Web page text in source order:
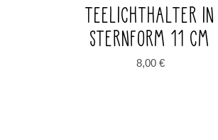
TEELICHTHALTER IN
STERNFORM 11 CM
8,00 €